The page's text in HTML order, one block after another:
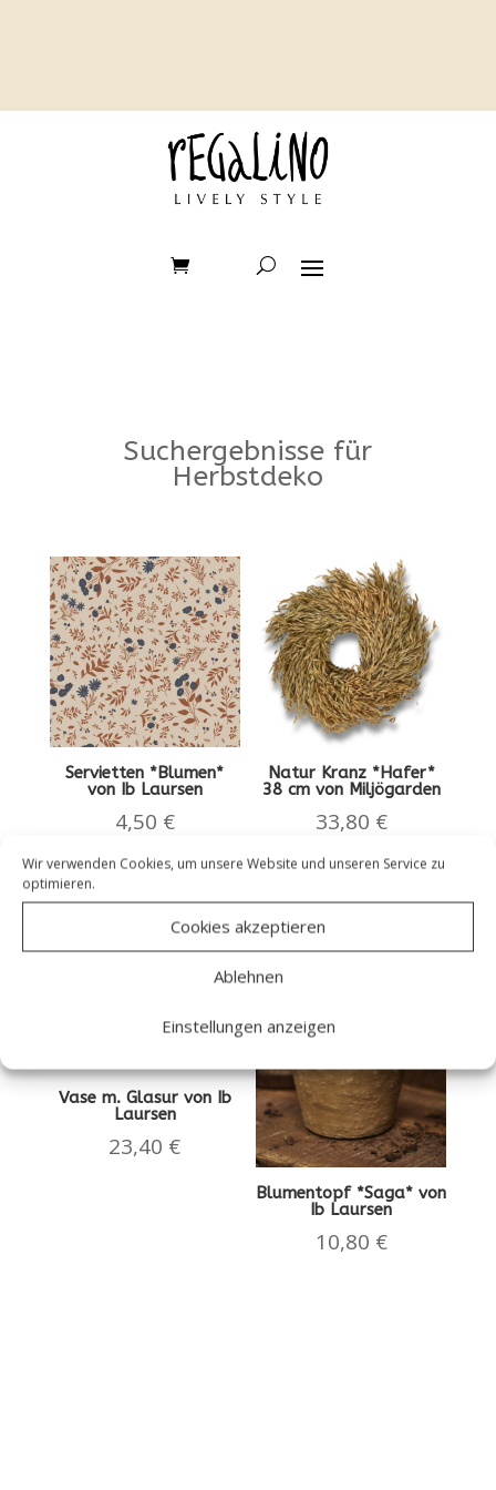
Wir verwenden Cookies, um unsere Website und unseren Service zu
optimieren.
Cookies akzeptieren
Ablehnen
Einstellungen anzeigen
Suchergebnisse für
Herbstdeko
Servietten *Blumen*
von Ib Laursen
4,50 €
Natur Kranz *Hafer*
38 cm von Miljögarden
33,80 €
Vase m. Glasur von Ib
Laursen
23,40 €
Blumentopf *Saga* von
Ib Laursen
10,80 €